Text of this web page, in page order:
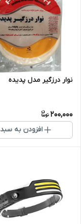
نوار درزگیر مدل پدیده
200,000
افزودن به سبد